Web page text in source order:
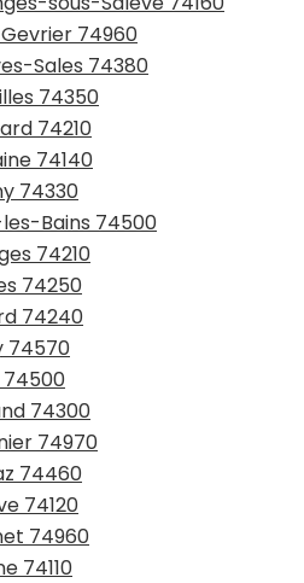
74960
Sales 74380
74350
74210
74140
74330
Bains 74500
74210
74250
74240
74570
74500
74300
74970
74460
74120
74960
74110